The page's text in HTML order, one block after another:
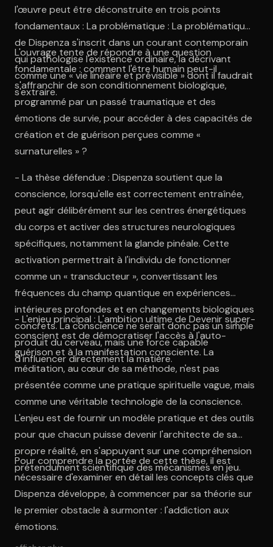
l'œuvre peut être déconstruite en trois points
fondamentaux : La problématique : La problématique
de Dispenza s'inscrit dans un courant contemporain
qui pathologise l'existence ordinaire, la décrivant
comme une « vie linéaire et prévisible » dont il faudrait
s'extraire.
L'ouvrage tente de répondre à une question
fondamentale : comment l'être humain peut-il
s'affranchir de son conditionnement biologique,
programmé par un passé traumatique et des
émotions de survie, pour accéder à des capacités de
création et de guérison perçues comme «
surnaturelles » ?
- La thèse défendue : Dispenza soutient que la
conscience, lorsqu'elle est correctement entraînée,
peut agir délibérément sur les centres énergétiques
du corps et activer des structures neurologiques
spécifiques, notamment la glande pinéale. Cette
activation permettrait à l'individu de fonctionner
comme un « transducteur », convertissant les
fréquences du champ quantique en expériences
intérieures profondes et en changements biologiques
concrets. La conscience ne serait donc pas un simple
produit du cerveau, mais une force capable
d'influencer directement la matière.
- L'enjeu principal : L'ambition ultime de Devenir super-
conscient est de démocratiser l'accès à l'auto-
guérison et à la manifestation consciente. La
méditation, au cœur de sa méthode, n'est pas
présentée comme une pratique spirituelle vague, mais
comme une véritable technologie de la conscience.
L'enjeu est de fournir un modèle pratique et des outils
pour que chacun puisse devenir l'architecte de sa
propre réalité, en s'appuyant sur une compréhension
prétendument scientifique des mécanismes en jeu.
Pour comprendre la portée de cette thèse, il est
nécessaire d'examiner en détail les concepts clés que
Dispenza développe, à commencer par sa théorie sur
le premier obstacle à surmonter : l'addiction aux
émotions.